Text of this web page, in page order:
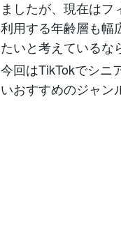
ましたが、現在はフ
利用する年齢層も幅
たいと考えているな
今回はTikTokでシニ
いおすすめのジャン